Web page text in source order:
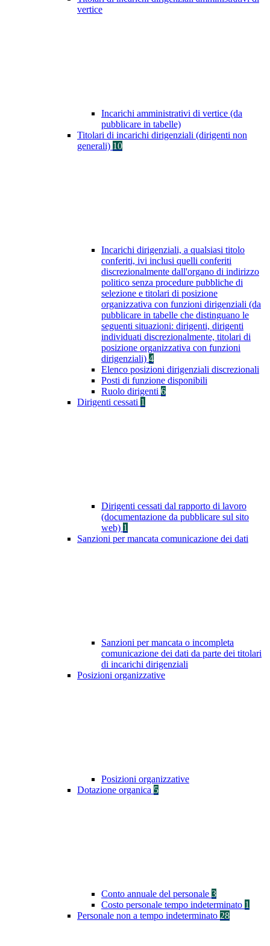
vertice
Incarichi amministrativi di vertice (da
pubblicare in tabelle)
Titolari di incarichi dirigenziali (dirigenti non
generali) 10
Incarichi dirigenziali, a qualsiasi titolo
conferiti, ivi inclusi quelli conferiti
discrezionalmente dall'organo di indirizzo
politico senza procedure pubbliche di
selezione e titolari di posizione
organizzativa con funzioni dirigenziali (da
pubblicare in tabelle che distinguano le
seguenti situazioni: dirigenti, dirigenti
individuati discrezionalmente, titolari di
posizione organizzativa con funzioni
dirigenziali) 4
Elenco posizioni dirigenziali discrezionali
Posti di funzione disponibili
Ruolo dirigenti 6
Dirigenti cessati 1
Dirigenti cessati dal rapporto di lavoro
(documentazione da pubblicare sul sito
web) 1
Sanzioni per mancata comunicazione dei dati
Sanzioni per mancata o incompleta
comunicazione dei dati da parte dei titolari
di incarichi dirigenziali
Posizioni organizzative
Posizioni organizzative
Dotazione organica 5
Conto annuale del personale 3
Costo personale tempo indeterminato 1
Personale non a tempo indeterminato 28